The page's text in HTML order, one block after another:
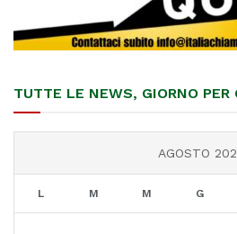
TUTTE LE NEWS, GIORNO PER
AGOSTO
L M M G